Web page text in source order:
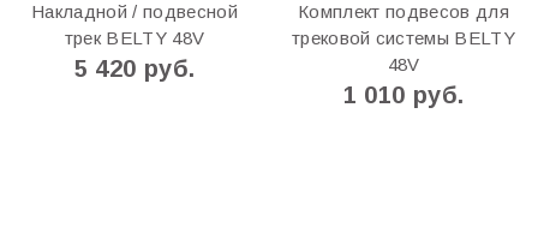
Накладной / подвесной
трек BELTY 48V
5 420 руб.
Комплект подвесов для
трековой системы BELTY
48V
1 010 руб.